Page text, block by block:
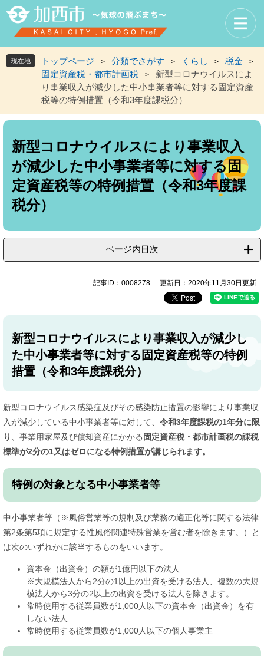
先
頭
を
飛
本
現在地 トップページ > 分類でさがす > くらし > 税金 >
固定資産税・都市計画税 >
新型コロナウイルスによ
り事業収入が減少した中小事業者等に対する固定資産
税等の特例措置（令和3年度課税分）
本
新型コロナウイルスにより事業収入
が減少した中小事業者等に対する固
定資産税等の特例措置（令和3年度課
税分）
ページ内目次
記事ID：0008278 更新日：2020年11月30日更新
新型コロナウイルスにより事業収入が減少し
た中小事業者等に対する固定資産税等の特例
措置（令和3年度課税分）
新型コロナウイルス感染症及びその感染防止措置の影響により事業収
入が減少している中小事業者等に対して、 令和3年度課税の1年分に限
り
、事業用家屋及び償却資産にかかる 固定資産税・都市計画税の課税
標準が2分の1又はゼロになる特例措置が講じられます。
特例の対象となる中小事業者等
中小事業者等（※風俗営業等の規制及び業務の適正化等に関する法律
第2条第5項に規定する性風俗関連特殊営業を営む者を除きます。）と
は次のいずれかに該当するものをいいます。
資本金（出資金）の額が1億円以下の法人
※大規模法人から2分の1以上の出資を受ける法人、複数の大規
模法人から3分の2以上の出資を受ける法人を除きます。
常時使用する従業員数が1,000人以下の資本金（出資金）を有
しない法人
常時使用する従業員数が1,000人以下の個人事業主